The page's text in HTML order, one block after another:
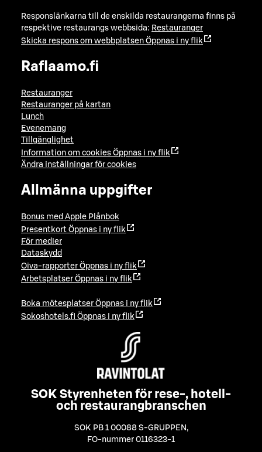
Responslänkarna till de enskilda restaurangerna finns på
respektive restaurangs webbsida: Restauranger
Skicka respons om webbplatsen Öppnas i ny flik
Raflaamo.fi
Restauranger
Restauranger på kartan
Lunch
Evenemang
Tillgänglighet
Information om cookies Öppnas i ny flik
Ändra inställningar för cookies
Allmänna uppgifter
Bonus med Apple Plånbok
Presentkort Öppnas i ny flik
För medier
Dataskydd
Oiva-rapporter Öppnas i ny flik
Arbetsplatser Öppnas i ny flik
Boka mötesplatser Öppnas i ny flik
Sokoshotels.fi Öppnas i ny flik
SOK Styrenheten för rese-, hotell-
och restaurangbranschen
SOK PB 1 00088 S-GRUPPEN ,
FO-nummer 0116323-1